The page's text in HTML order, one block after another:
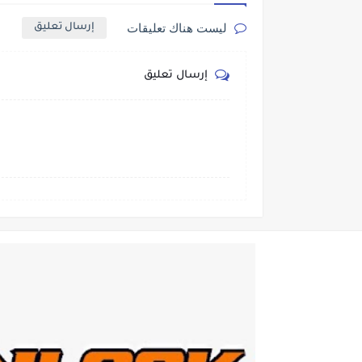
ليست هناك تعليقات إرسال تعليق
إرسال تعليق